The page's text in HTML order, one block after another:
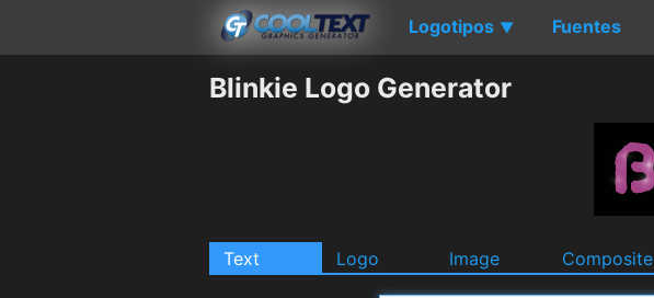
Logotipos ▼ Fuentes
Blinkie Logo Generator
Text Logo Image Composite